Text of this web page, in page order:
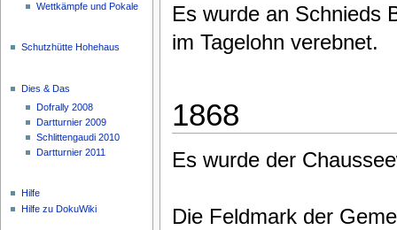
Es wurde an Schnieds
im Tagelohn verebnet.
1868
Es wurde der
Die Feldmark der
Wettkämpfe und Pokale
Schutzhütte Hohehaus
Dies & Das
Dofrally 2008
Dartturnier 2009
Schlittengaudi 2010
Dartturnier 2011
Hilfe
Hilfe zu DokuWiki